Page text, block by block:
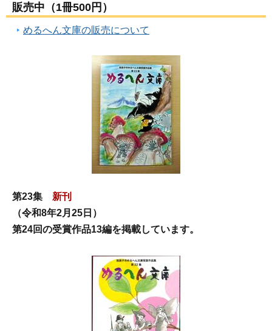
販売中（1冊500円）
めるへん文庫の販売について
第23集 新刊
（令和8年2月25日）
第24回の受賞作品13編を掲載しています。